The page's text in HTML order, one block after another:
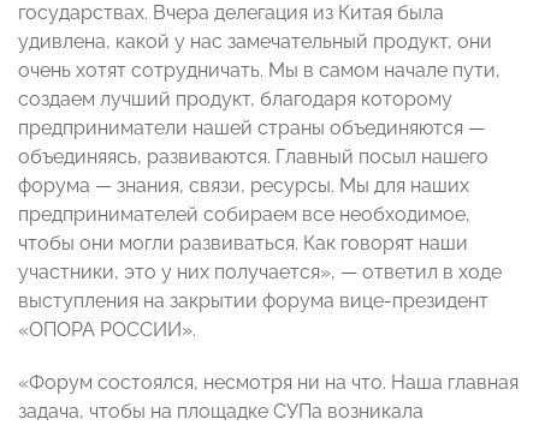
государствах. Вчера делегация из Китая была
удивлена, какой у нас замечательный продукт, они
очень хотят сотрудничать. Мы в самом начале пути,
создаем лучший продукт, благодаря которому
предприниматели нашей страны объединяются —
объединяясь, развиваются. Главный посыл нашего
форума — знания, связи, ресурсы. Мы для наших
предпринимателей собираем все необходимое,
чтобы они могли развиваться. Как говорят наши
участники, это у них получается», — ответил в ходе
выступления на закрытии форума вице-президент
«ОПОРА РОССИИ».
«Форум состоялся, несмотря ни на что. Наша главная
задача, чтобы на площадке СУПа возникала